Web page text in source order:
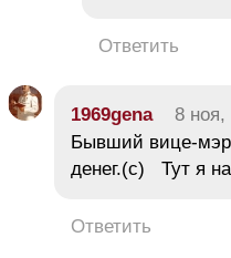
Ответить
1969gena 8 ноя,
Бывший вице-мэр
денег.(с) Тут я
Ответить